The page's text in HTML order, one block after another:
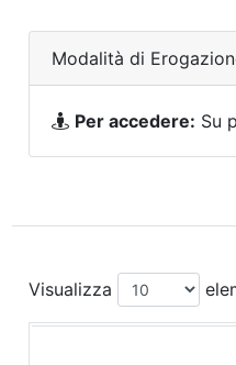
Modalità di
Per accedere: Su
Visualizza